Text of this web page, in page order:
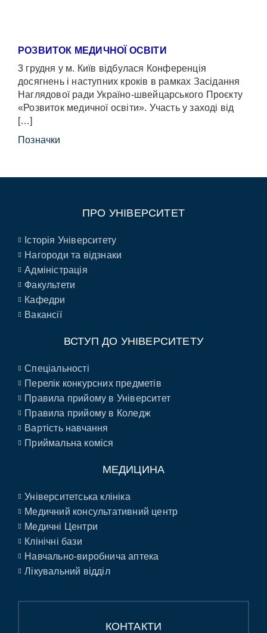
РОЗВИТОК МЕДИЧНОЇ ОСВІТИ
3 грудня у м. Київ відбулася Конференція
досягнень і наступних кроків в рамках Засідання
Наглядової ради Україно-швейцарського Проєкту
«Розвиток медичної освіти». Участь у заході від
[…]
Позначки
ПРО УНІВЕРСИТЕТ
Історія Університету
Нагороди та відзнаки
Адміністрація
Факультети
Кафедри
Вакансії
ВСТУП ДО УНІВЕРСИТЕТУ
Спеціальності
Перелік конкурсних предметів
Правила прийому в Університет
Правила прийому в Коледж
Вартість навчання
Приймальна коміся
МЕДИЦИНА
Університетська клініка
Медичний консультативний центр
Медичні Центри
Клінічні бази
Навчально-виробнича аптека
Лікувальний відділ
КОНТАКТИ